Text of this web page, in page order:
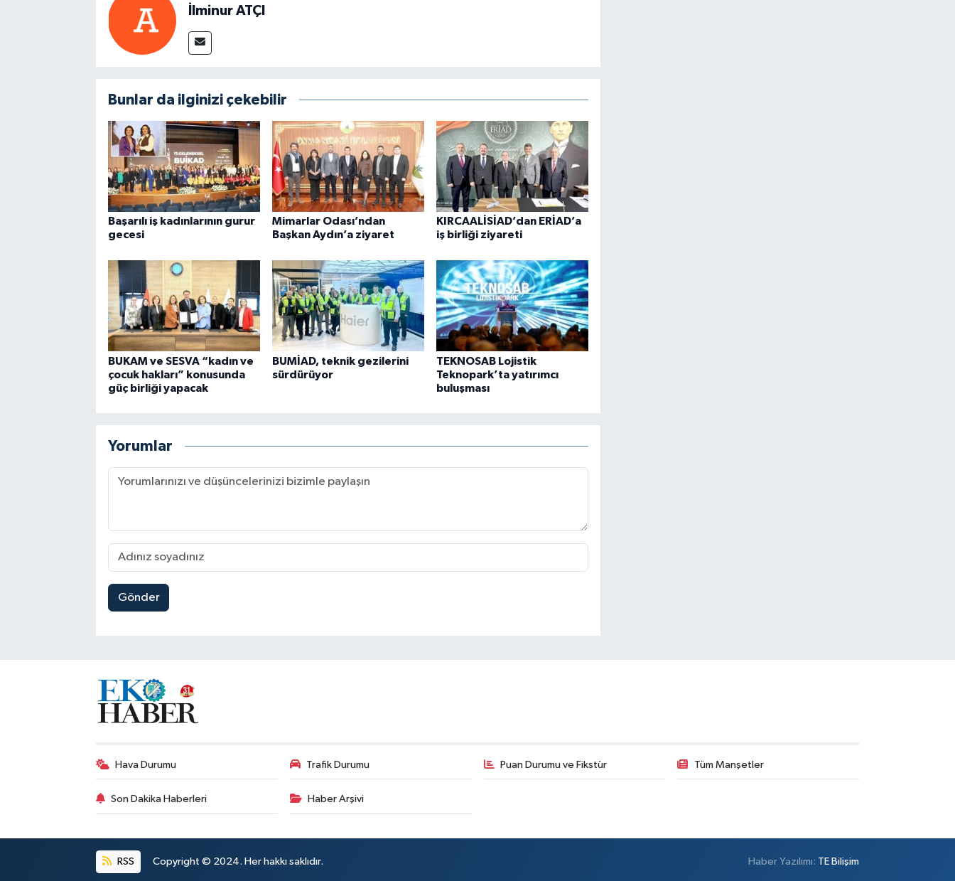
İlminur ATÇI
Bunlar da ilginizi çekebilir
Başarılı iş kadınlarının gurur
gecesi
Mimarlar Odası’ndan
Başkan Aydın’a ziyaret
KIRCAALİSİAD’dan ERİAD’a
iş birliği ziyareti
BUKAM ve SESVA “kadın ve
çocuk hakları” konusunda
güç birliği yapacak
BUMİAD, teknik gezilerini
sürdürüyor
TEKNOSAB Lojistik
Teknopark’ta yatırımcı
buluşması
Yorumlar
Gönder
Hava Durumu Trafik Durumu Puan Durumu ve Fikstür Tüm Manşetler
Son Dakika Haberleri Haber Arşivi
RSS Copyright © 2024. Her hakkı saklıdır. Haber Yazılımı: TE Bilişim